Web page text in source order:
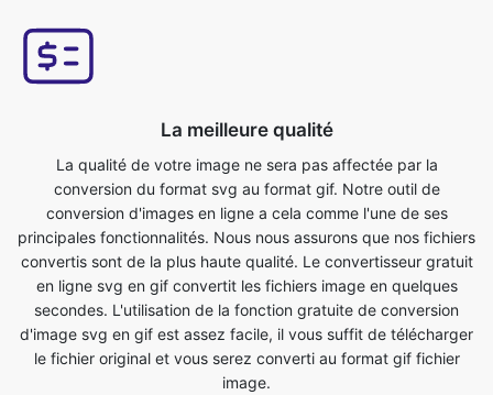
La qualité de votre image ne sera pas affectée par la
conversion d'images en ligne a cela comme l'une de ses
principales fonctionnalités. Nous nous assurons que nos fichiers
convertis sont de la plus haute qualité. Le convertisseur gratuit
en ligne svg en gif convertit les fichiers image en quelques
secondes. L'utilisation de la fonction gratuite de conversion
d'image svg en gif est assez facile, il vous suffit de télécharger
le fichier original et vous serez converti au format gif fichier
image.